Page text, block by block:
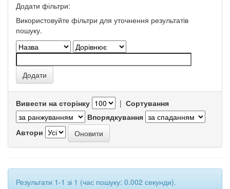
Додати фільтри:
Використовуйте фільтри для уточнення результатів
пошуку.
Вивести на сторінку | Сортування
Впорядкування
Автори
Результати 1-1 зі 1 (час пошуку: 0.002 секунди).